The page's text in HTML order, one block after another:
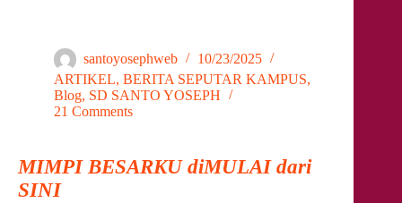
santoyosephweb
10/23/2025
ARTIKEL, BERITA SEPUTAR KAMPUS,
Blog, SD SANTO YOSEPH
21 Comments
MIMPI BESARKU diMULAI dari
SINI